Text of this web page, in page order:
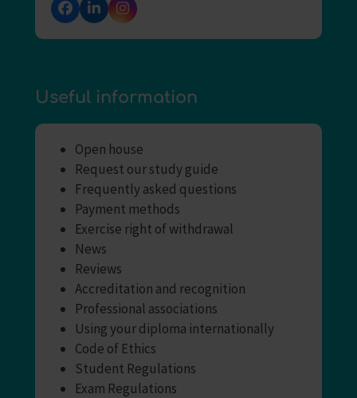
Facebook
LinkedInInstagram
Useful information
Open house
Request our study guide
Frequently asked questions
Payment methods
Exercise right of withdrawal
News
Reviews
Accreditation and recognition
Professional associations
Using your diploma internationally
Code of Ethics
Student Regulations
Exam Regulations